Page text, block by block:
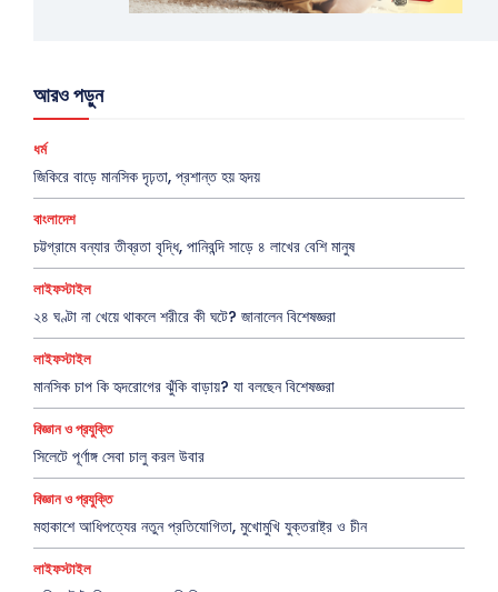
আরও পড়ুন
ধর্ম
জিকিরে বাড়ে মানসিক দৃঢ়তা, প্রশান্ত হয় হৃদয়
বাংলাদেশ
চট্টগ্রামে বন্যার তীব্রতা বৃদ্ধি, পানিবন্দি সাড়ে ৪ লাখের বেশি মানুষ
লাইফস্টাইল
২৪ ঘণ্টা না খেয়ে থাকলে শরীরে কী ঘটে? জানালেন বিশেষজ্ঞরা
লাইফস্টাইল
মানসিক চাপ কি হৃদরোগের ঝুঁকি বাড়ায়? যা বলছেন বিশেষজ্ঞরা
বিজ্ঞান ও প্রযুক্তি
সিলেটে পূর্ণাঙ্গ সেবা চালু করল উবার
বিজ্ঞান ও প্রযুক্তি
মহাকাশে আধিপত্যের নতুন প্রতিযোগিতা, মুখোমুখি যুক্তরাষ্ট্র ও চীন
লাইফস্টাইল